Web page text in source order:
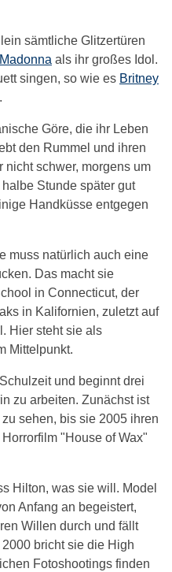
sämtliche Glitzertüren
Madonna als ihr großes Idol.
singen, so wie es Britney
Göre, die ihr Leben
den Rummel und ihren
nicht schwer, morgens um
Stunde später gut
Handküsse entgegen
muss natürlich auch eine
Das macht sie
in Connecticut, der
in Kalifornien, zuletzt auf
Hier steht sie als
Mittelpunkt.
und beginnt drei
zu arbeiten. Zunächst ist
sehen, bis sie 2005 ihren
"House of Wax"
Hilton, was sie will. Model
Anfang an begeistert,
Willen durch und fällt
bricht sie die High
Fotoshootings finden